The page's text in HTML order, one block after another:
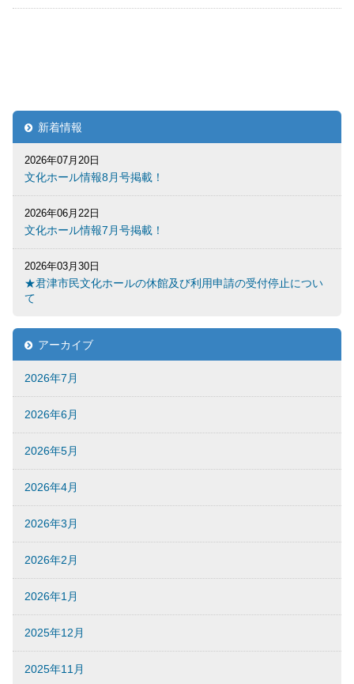
新着情報
2026年07月20日
文化ホール情報8月号掲載！
2026年06月22日
文化ホール情報7月号掲載！
2026年03月30日
★君津市民文化ホールの休館及び利用申請の受付停止につい
て
アーカイブ
2026年7月
2026年6月
2026年5月
2026年4月
2026年3月
2026年2月
2026年1月
2025年12月
2025年11月